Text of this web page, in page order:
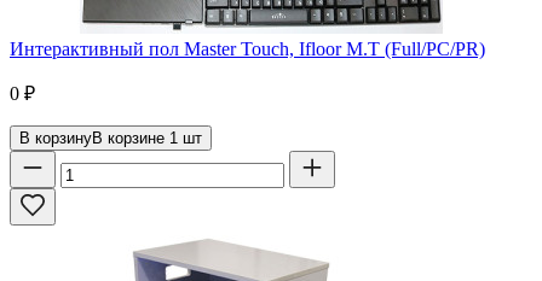
Интерактивный пол Master Touch, Ifloor M.T (Full/PC/PR)
0 ₽
В корзинуВ корзине 1 шт